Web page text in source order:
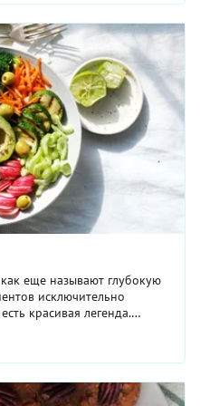
еще называют глубокую
исключительно
красивая легенда.
после медитаций любил
Встретившиеся ему по
и овощи, бобы, крупу,
собиралось столько
соорудить полноценный